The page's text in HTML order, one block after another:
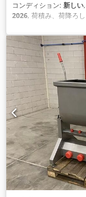
コンディション: 新しい
2026, 荷積み、荷降ろ
ロープ 10トンスロー
✅ 仕様 - メーカー：
プ幅：2000cm - スロー
ー - フォークリフト移
フラップの高さ調節 -
ント - ランプウインチ
マイズが可能 - モータ
- !注意：ホッパーの幅
ください！ ✅ ドライ
鉛メッキグリッド。安
行者の通行に最適なグ
ングは亜鉛メッキ仕上
ル - 両側に取り付け可
い取り付けにより、タ
特別に設計されたハン
す。 Dcjdpepk Auqsfx
倉庫用タラップへの連